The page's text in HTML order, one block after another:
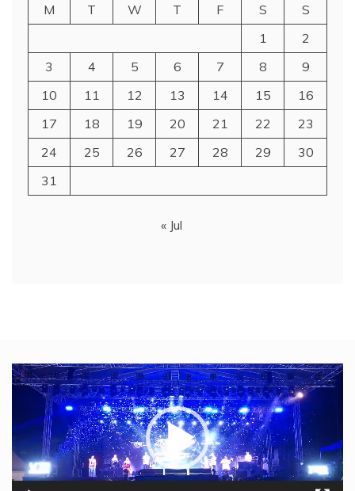
M
T W T F S
S
1
2
3
4 5 6 7 8
9
10
11 12 13 14 15
16
17
18 19 20 21 22
23
24
25 26 27 28 29
30
31
« Jul
Video
Player